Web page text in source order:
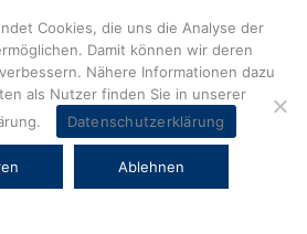
ERP Beratung und
Cookies, die uns die Analyse der
Damit können wir deren
Nähere Informationen dazu
als Nutzer finden Sie in unserer
Datenschutzerklärung
Ablehnen